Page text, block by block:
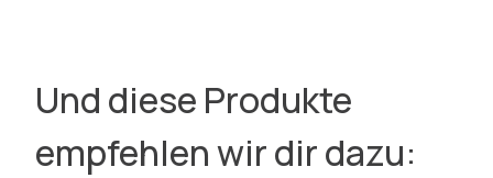
Und diese Produkte
empfehlen wir dir dazu: